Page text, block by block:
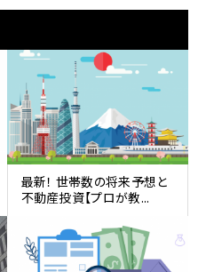
最新！ 世帯数の将来予想と
不動産投資【プロが教...